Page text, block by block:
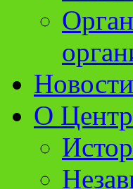
Новости
О